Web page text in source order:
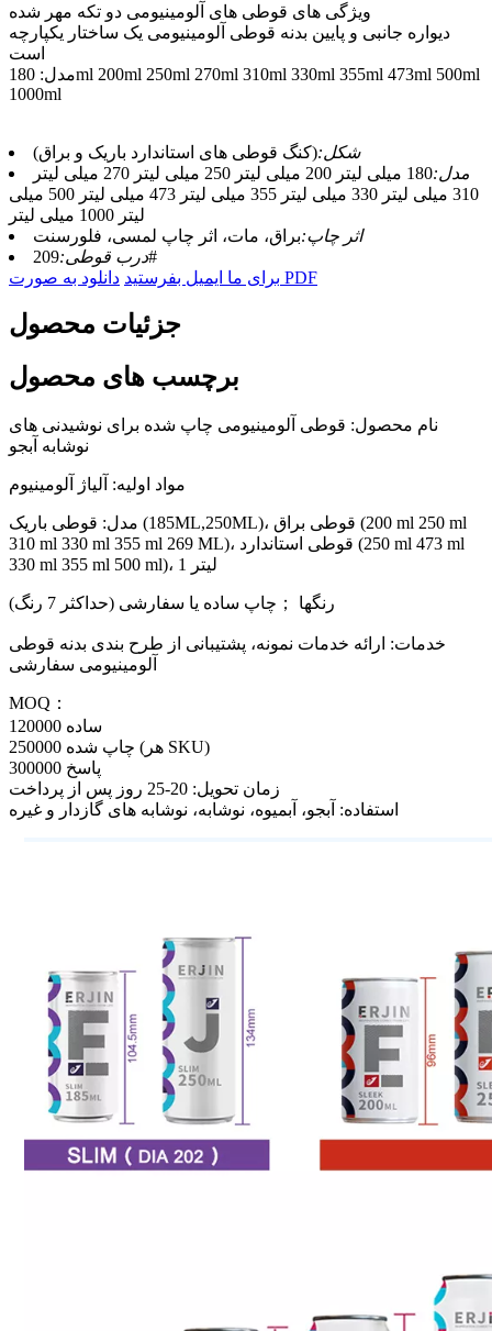
ویژگی های قوطی های آلومینیومی دو تکه مهر شده
دیواره جانبی و پایین بدنه قوطی آلومینیومی یک ساختار یکپارچه
است
مدل: 180ml 200ml 250ml 270ml 310ml 330ml 355ml 473ml 500ml
1000ml
شکل:(کنگ قوطی های استاندارد باریک و براق)
مدل:
180 میلی لیتر 200 میلی لیتر 250 میلی لیتر 270 میلی لیتر
310 میلی لیتر 330 میلی لیتر 355 میلی لیتر 473 میلی لیتر 500 میلی
لیتر 1000 میلی لیتر
اثر چاپ:براق، مات، اثر چاپ لمسی، فلورسنت
درب قوطی:209#
برای ما ایمیل بفرستید دانلود به صورت PDF
جزئیات محصول
برچسب های محصول
نام محصول: قوطی آلومینیومی چاپ شده برای نوشیدنی های
نوشابه آبجو
مواد اولیه: آلیاژ آلومینیوم
مدل: قوطی باریک (185ML,250ML)، قوطی براق (200 ml 250 ml
310 ml 330 ml 355 ml 269 ML)، قوطی استاندارد (250 ml 473 ml
330 ml 355 ml 500 ml)، 1 لیتر
رنگها ；چاپ ساده یا سفارشی (حداکثر 7 رنگ)
خدمات: ارائه خدمات نمونه، پشتیبانی از طرح بندی بدنه قوطی
آلومینیومی سفارشی
MOQ：
ساده 120000
چاپ شده 250000 (هر SKU)
پاسخ 300000
زمان تحویل: 20-25 روز پس از پرداخت
استفاده: آبجو، آبمیوه، نوشابه، نوشابه های گازدار و غیره